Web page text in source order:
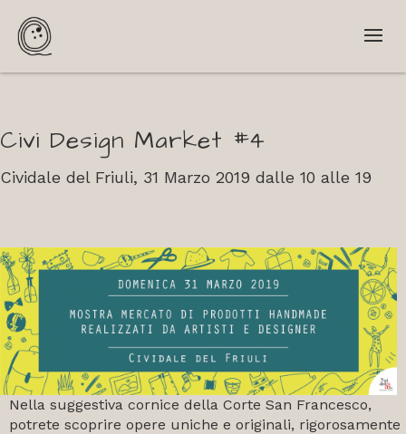
Civi Design Market #4
Cividale del Friuli, 31 Marzo 2019 dalle 10 alle 19
Nella suggestiva cornice della Corte San Francesco,
potrete scoprire opere uniche e originali, rigorosamente